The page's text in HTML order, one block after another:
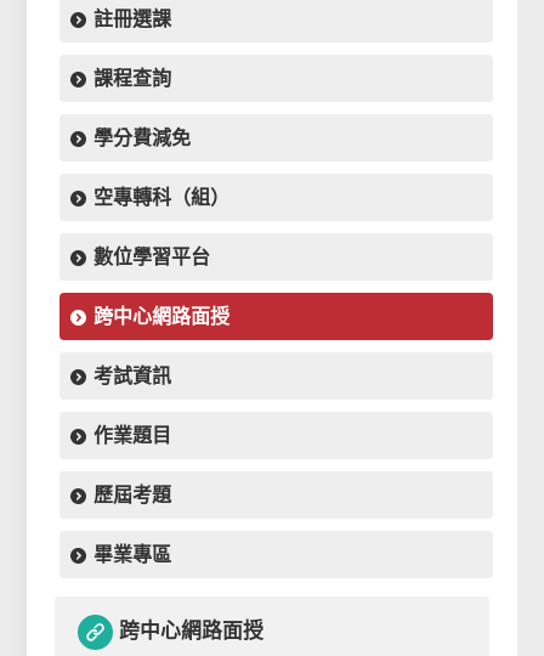
註冊選課
課程查詢
學分費減免
空專轉科（組）
數位學習平台
跨中心網路面授
考試資訊
作業題目
歷屆考題
畢業專區
跨中心網路面授